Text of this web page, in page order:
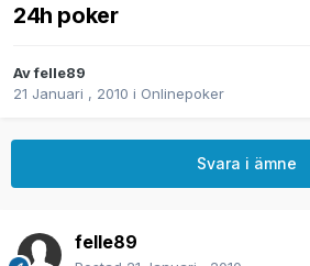
24h poker
Avfelle89
21 Januari , 2010 i Onlinepoker
Svara i ämne
felle89